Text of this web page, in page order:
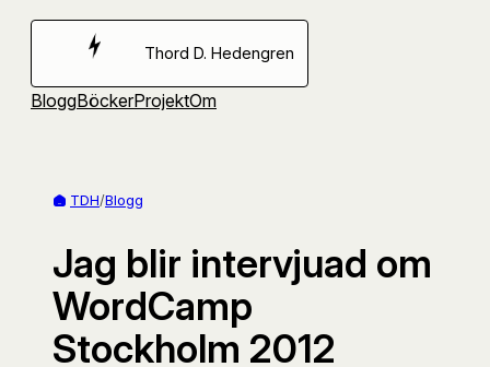
Hoppa
Thord D. Hedengren
BloggBöckerProjektOm
TDH/Blogg
Jag blir intervjuad om
WordCamp
Stockholm 2012